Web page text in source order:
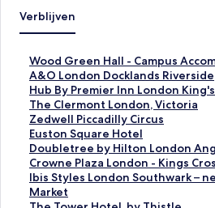
Verblijven
Wood Green Hall - Campus
L
i
n
k
o
p
e
n
t
d
A&O London Docklands Riverside
L
i
n
k
o
p
e
n
t
Hub By Premier Inn London
L
i
n
k
o
p
e
n
The Clermont London, Victoria
L
i
n
k
o
p
e
Zedwell Piccadilly Circus
L
i
n
k
o
p
Euston Square Hotel
L
i
n
k
o
Doubletree by Hilton London
L
i
n
k
Crowne Plaza London - Kings
L
i
n
Ibis Styles London Southwark –
Market
L
i